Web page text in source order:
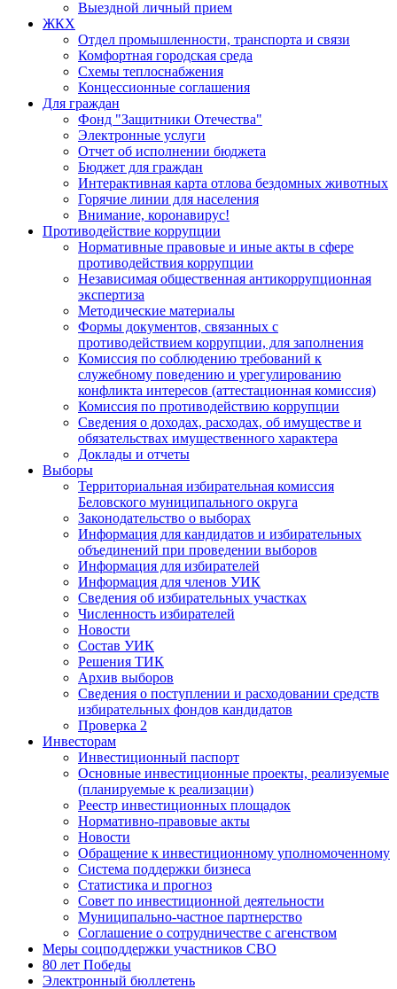
Выездной личный прием
ЖКХ
Отдел промышленности, транспорта и связи
Комфортная городская среда
Схемы теплоснабжения
Концессионные соглашения
Для граждан
Фонд "Защитники Отечества"
Электронные услуги
Отчет об исполнении бюджета
Бюджет для граждан
Интерактивная карта отлова бездомных животных
Горячие линии для населения
Внимание, коронавирус!
Противодействие коррупции
Нормативные правовые и иные акты в сфере
противодействия коррупции
Независимая общественная антикоррупционная
экспертиза
Методические материалы
Формы документов, связанных с
противодействием коррупции, для заполнения
Комиссия по соблюдению требований к
служебному поведению и урегулированию
конфликта интересов (аттестационная комиссия)
Комиссия по противодействию коррупции
Сведения о доходах, расходах, об имуществе и
обязательствах имущественного характера
Доклады и отчеты
Выборы
Территориальная избирательная комиссия
Беловского муниципального округа
Законодательство о выборах
Информация для кандидатов и избирательных
объединений при проведении выборов
Информация для избирателей
Информация для членов УИК
Сведения об избирательных участках
Численность избирателей
Новости
Состав УИК
Решения ТИК
Архив выборов
Сведения о поступлении и расходовании средств
избирательных фондов кандидатов
Проверка 2
Инвесторам
Инвестиционный паспорт
Основные инвестиционные проекты, реализуемые
(планируемые к реализации)
Реестр инвестиционных площадок
Нормативно-правовые акты
Новости
Обращение к инвестиционному уполномоченному
Система поддержки бизнеса
Статистика и прогноз
Совет по инвестиционной деятельности
Муниципально-частное партнерство
Соглашение о сотрудничестве с агенством
Меры соцподдержки участников СВО
80 лет Победы
Электронный бюллетень